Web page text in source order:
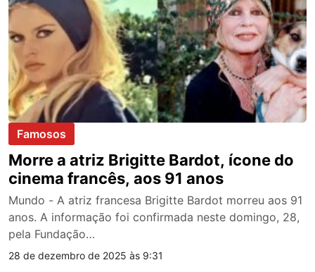
Famosos
Morre a atriz Brigitte Bardot, ícone do
cinema francês, aos 91 anos
Mundo - A atriz francesa Brigitte Bardot morreu aos 91
anos. A informação foi confirmada neste domingo, 28,
pela Fundação…
28 de dezembro de 2025 às 9:31